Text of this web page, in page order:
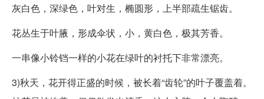
灰白色，深绿色，叶对生，椭圆形，上半部疏生锯齿。
花丛生于叶腋，形成伞状，小，黄白色，极其芳香。
一串像小铃铛一样的小花在绿叶的衬托下非常漂亮。
3)秋天，花开得正盛的时候，被长着“齿轮”的叶子覆盖着。